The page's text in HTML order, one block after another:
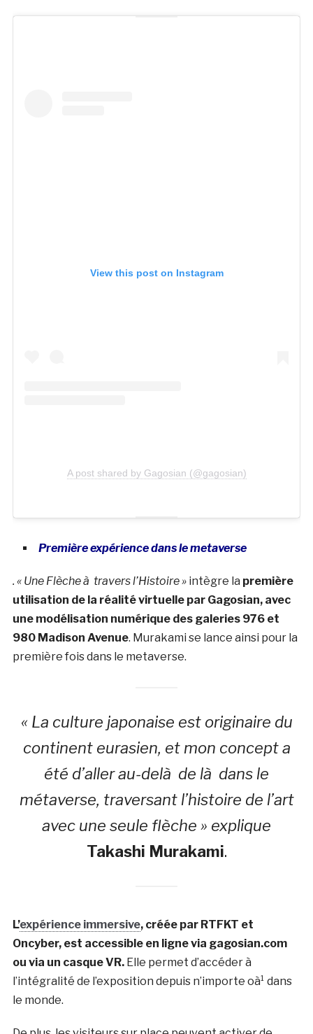
View this post on Instagram
A post shared by Gagosian (@gagosian)
Première expérience dans le metaverse
. « Une Flèche à travers l’Histoire » intègre la première
utilisation de la réalité virtuelle par Gagosian, avec
une modélisation numérique des galeries 976 et
980 Madison Avenue. Murakami se lance ainsi pour la
première fois dans le metaverse.
« La culture japonaise est originaire du
continent eurasien, et mon concept a
été d’aller au-delà de là dans le
métaverse, traversant l’histoire de l’art
avec une seule flèche » explique
Takashi Murakami.
L’expérience immersive, créée par RTFKT et
Oncyber, est accessible en ligne via gagosian.com
ou via un casque VR.Elle permet d’accéder à
l’intégralité de l’exposition depuis n’importe oà¹ dans
le monde.